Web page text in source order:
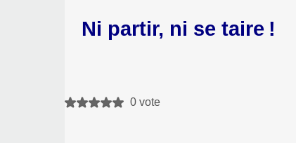
Ni partir, ni se taire !
0 vote